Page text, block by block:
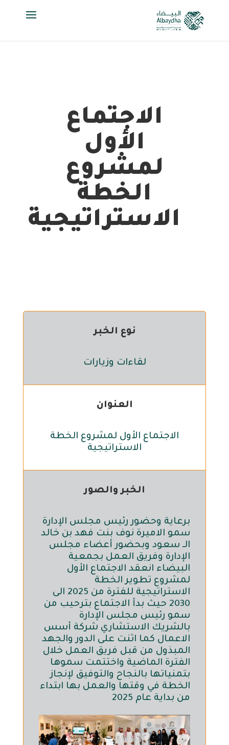
الاجتماع
الأول
لمشروع
الخطة
الاستراتيجية
نوع الخبر
لقاءات وزيارات
العنوان
الاجتماع الأول لمشروع الخطة
الاستراتيجية
الخبر والصور
برعاية وحضور رئيس مجلس الإدارة
سمو الاميرة نوف بنت فهد بن خالد
الـ سعود وبحضور أعضاء مجلس
الإدارة وفريق العمل بجمعية
البيضاء انعقد الاجتماع الأول
لمشروع تطوير الخطة
الاستراتيجية للفترة من 2025 الى
2030 حيث بدأ الاجتماع بترحيب من
سمو رئيس مجلس الإدارة
بالشريك الاستشاري شركة أسس
الاعمال كما اثنت على الدور والجهد
المبذول من قبل فريق العمل خلال
الفترة الماضية واختتمت سموها
بتمنياتها بالنجاح والتوفيق لإنجاز
الخطة في وقتها والعمل بها ابتداء
من بداية عام 2025